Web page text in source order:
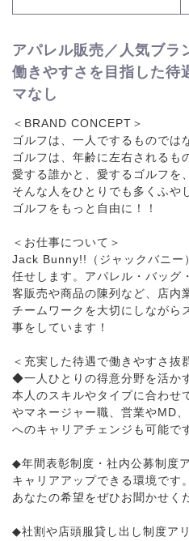
アパレル販売／人気ブラ
働きやすさを目指した待
マなし
＜BRAND CONCEPT＞
ゴルフは、一人でするものでは
ゴルフは、年齢に左右されるも
愛する誰かと、愛するゴルフを
そんな人をひとりでも多くふや
ゴルフをもっと自由に！！
＜お仕事について＞
Jack Bunny!!（ジャックバニー
任せします。アパレル・バッグ
客販売や商品の陳列など、店内
チームワークを大切にしながら
事をしています！
＜充実した待遇で働きやすさ抜
◆一人ひとりの得意分野を活か
本人のスキルやタイプに合わせ
やマネージャー職、営業やMD
へのキャリアチェンジも可能で
◆年間表彰制度・社内公募制度
キャリアアップできる環境です。
あなたの希望をぜひお聞かせく
◆社割や店頭服貸し出し制度ア